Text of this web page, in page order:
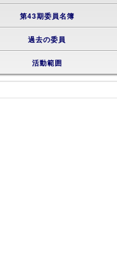
第43期委員名簿
過去の委員
活動範囲